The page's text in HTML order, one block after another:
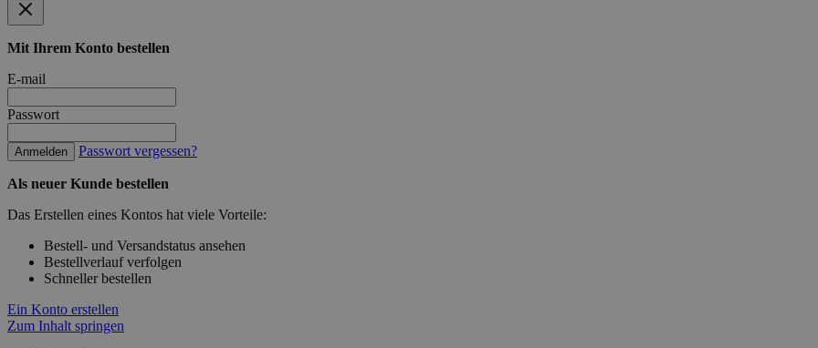
Mit Ihrem Konto bestellen
E-mail
Passwort
Anmelden Passwort vergessen?
Als neuer Kunde bestellen
Das Erstellen eines Kontos hat viele Vorteile:
Bestell- und Versandstatus ansehen
Bestellverlauf verfolgen
Schneller bestellen
Ein Konto erstellen
Zum Inhalt springen